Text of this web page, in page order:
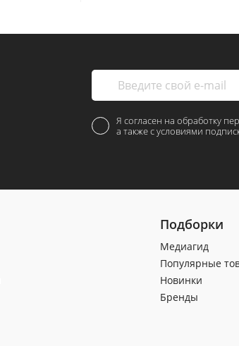
Я согласен на обработку
а также с условиями
Подборки
Медиагид
Популярные
Новинки
Бренды